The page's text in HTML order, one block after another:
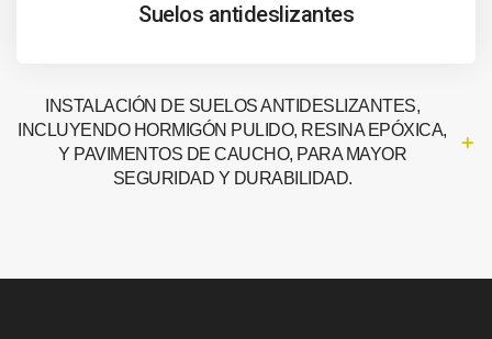
Suelos antideslizantes
INSTALACIÓN DE SUELOS ANTIDESLIZANTES,
INCLUYENDO HORMIGÓN PULIDO, RESINA EPÓXICA,
Y PAVIMENTOS DE CAUCHO, PARA MAYOR
SEGURIDAD Y DURABILIDAD.